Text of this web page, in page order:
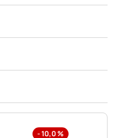
-10,0%